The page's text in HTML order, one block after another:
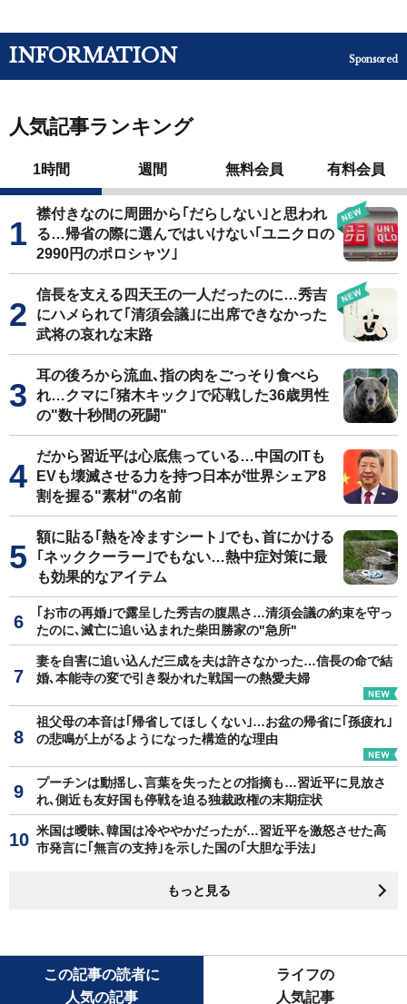
INFORMATION Sponsored
人気記事ランキング
1時間 週間 無料会員 有料会員
襟付きなのに周囲から｢だらしない｣と思われ
る…帰省の際に選んではいけない｢ユニクロの
2990円のポロシャツ｣
信長を支える四天王の一人だったのに…秀吉
にハメられて｢清須会議｣に出席できなかった
武将の哀れな末路
耳の後ろから流血､指の肉をごっそり食べら
れ…クマに｢猪木キック｣で応戦した36歳男性
の"数十秒間の死闘"
だから習近平は心底焦っている…中国のITも
EVも壊滅させる力を持つ日本が世界シェア8
割を握る"素材"の名前
額に貼る｢熱を冷ますシート｣でも､首にかける
｢ネッククーラー｣でもない…熱中症対策に最
も効果的なアイテム
｢お市の再婚｣で露呈した秀吉の腹黒さ…清須会議の約束を守っ
たのに､滅亡に追い込まれた柴田勝家の"急所"
妻を自害に追い込んだ三成を夫は許さなかった…信長の命で結
婚､本能寺の変で引き裂かれた戦国一の熱愛夫婦
祖父母の本音は｢帰省してほしくない｣…お盆の帰省に｢孫疲れ｣
の悲鳴が上がるようになった構造的な理由
プーチンは動揺し､言葉を失ったとの指摘も…習近平に見放さ
れ､側近も友好国も停戦を迫る独裁政権の末期症状
米国は曖昧､韓国は冷ややかだったが…習近平を激怒させた高
市発言に｢無言の支持｣を示した国の｢大胆な手法｣
もっと見る
この記事の読者に
人気の記事
ライフの
人気記事